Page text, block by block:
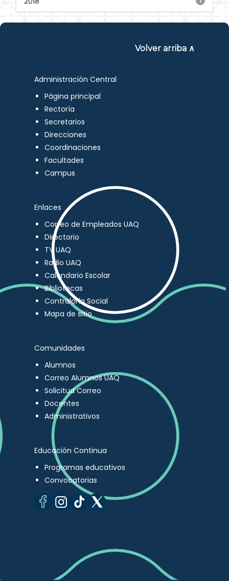
Volver arriba ∧
Administración Central
Página principal
Rectoría
Secretarios
Direcciones
Coordinaciones
Facultades
Campus
Enlaces
Correo de Empleados UAQ
Directorio
TV UAQ
Radio UAQ
Calendario Escolar
Bibliotecas
Contraloría Social
Mapa de sitio
Comunidades
Alumnos
Correo Alumnos UAQ
Solicitud Correo
Docentes
Administrativos
Educación Continua
Programas educativos
Convocatorias